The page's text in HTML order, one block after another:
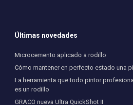
Últimas novedades
Microcemento aplicado a rodillo
Cómo mantener en perfecto estado una
La herramienta que todo pintor
es un rodillo
GRACO nueva Ultra QuickShot II